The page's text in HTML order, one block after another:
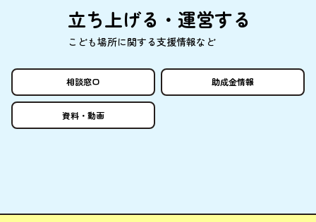
立ち上げる・ 運営する
こども場所に関する支援情報など
相談窓口 助成金情報
資料 ・ 動画